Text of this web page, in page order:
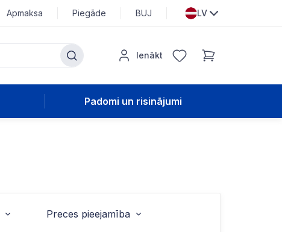
Apmaksa Piegāde BUJ LV
Ienākt
Padomi un risinājumi
Preces pieejamība